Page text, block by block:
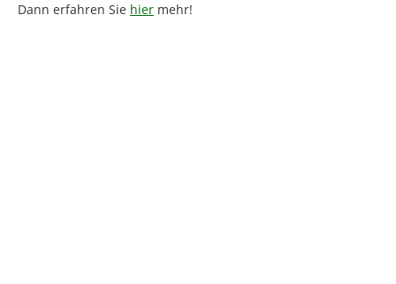
Dann erfahren Sie hier mehr!